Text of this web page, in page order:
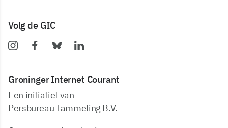
Volg de GIC
Groninger Internet Courant
Een initiatief van
Persbureau Tammeling B.V.